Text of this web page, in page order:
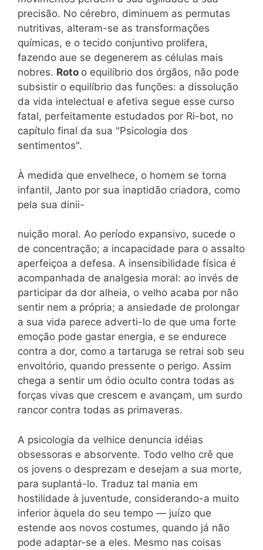
precisão. No cérebro, diminuem as permutas
nutritivas, alteram-se as transformações
químicas, e o tecido conjuntivo prolifera,
fazendo aue se degenerem as células mais
nobres. Roto o equilíbrio dos órgãos, não pode
subsistir o equilíbrio das funções: a dissolução
da vida intelectual e afetiva segue esse curso
fatal, perfeitamente estudados por Ri-bot, no
capítulo final da sua "Psicologia dos
sentimentos".
À medida que envelhece, o homem se torna
infantil, Janto por sua inaptidão criadora, como
pela sua dinii-
nuição moral. Ao período expansivo, sucede o
de concentração; a incapacidade para o assalto
aperfeiçoa a defesa. A insensibilidade física é
acompanhada de analgesia moral: ao invés de
participar da dor alheia, o velho acaba por não
sentir nem a própria; a ansiedade de prolongar
a sua vida parece adverti-lo de que uma forte
emoção pode gastar energia, e se endurece
contra a dor, como a tartaruga se retrai sob seu
envoltório, quando pressente o perigo. Assim
chega a sentir um ódio oculto contra todas as
forças vivas que crescem e avançam, um surdo
rancor contra todas as primaveras.
A psicologia da velhice denuncia idéias
obsessoras e absorvente. Todo velho crê que
os jovens o desprezam e desejam a sua morte,
para suplantá-lo. Traduz tal mania em
hostilidade à juventude, considerando-a muito
inferior àquela do seu tempo — juízo que
estende aos novos costumes, quando já não
pode adaptar-se a eles. Mesmo nas coisas